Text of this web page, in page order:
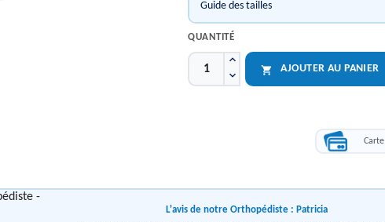
Guide des tailles
QUANTITÉ
 AJOUTER AU PANIER
Carte
L'avis de notre Orthopédiste : Patricia